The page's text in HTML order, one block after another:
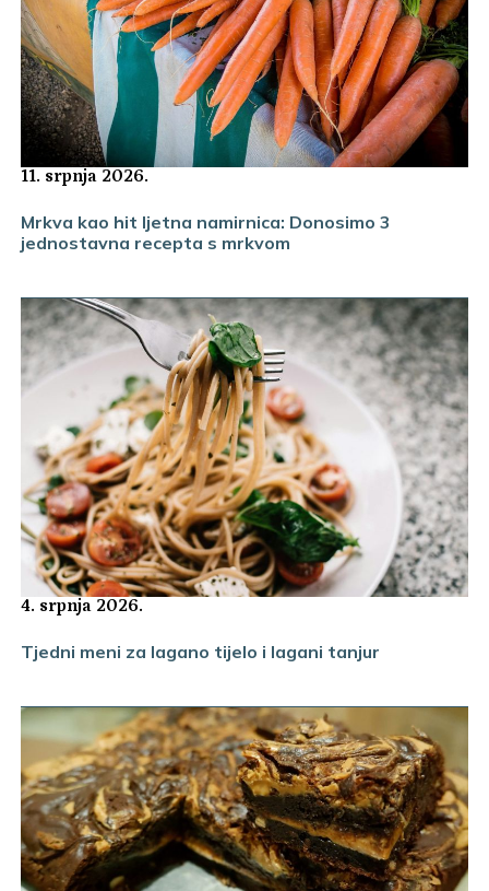
11. srpnja 2026.
Mrkva kao hit ljetna namirnica: Donosimo 3
jednostavna recepta s mrkvom
4. srpnja 2026.
Tjedni meni za lagano tijelo i lagani tanjur